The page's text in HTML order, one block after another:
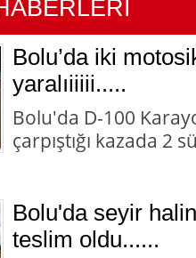
Bolu’da iki
yaralıiiiii.....
Bolu'da D-100
çarpıştığı kazada 2
Bolu'da seyir
teslim oldu......